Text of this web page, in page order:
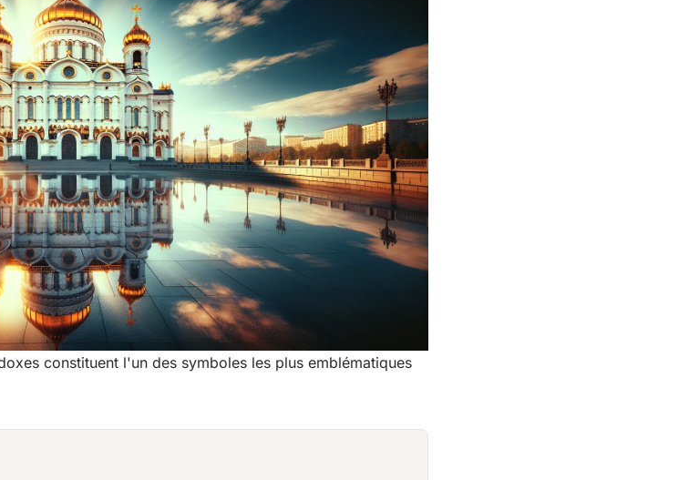
constituent l'un des symboles les plus emblématiques